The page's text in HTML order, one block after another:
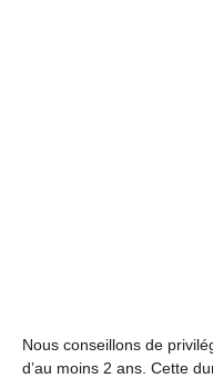
Nous conseillons de
d’au moins 2 ans. Cette